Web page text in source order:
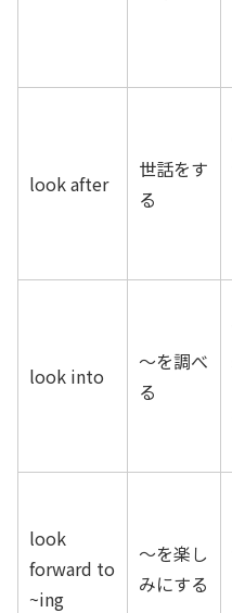
look after
世話をす
る
look into
～を調べ
る
look
forward to
~ing
～を楽し
みにする